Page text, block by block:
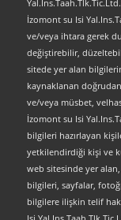
İzomont su Isi
ve/veya ihtara gerek
değiştirebilir,
sitede yer alan
kaynaklanan
ve/veya müsbet,
İzomont su Isi
bilgileri hazırlayan
yetkilendirdiği kişi ve
web sitesinde yer
bilgileri, sayfalar,
bilgilere ilişkin telif